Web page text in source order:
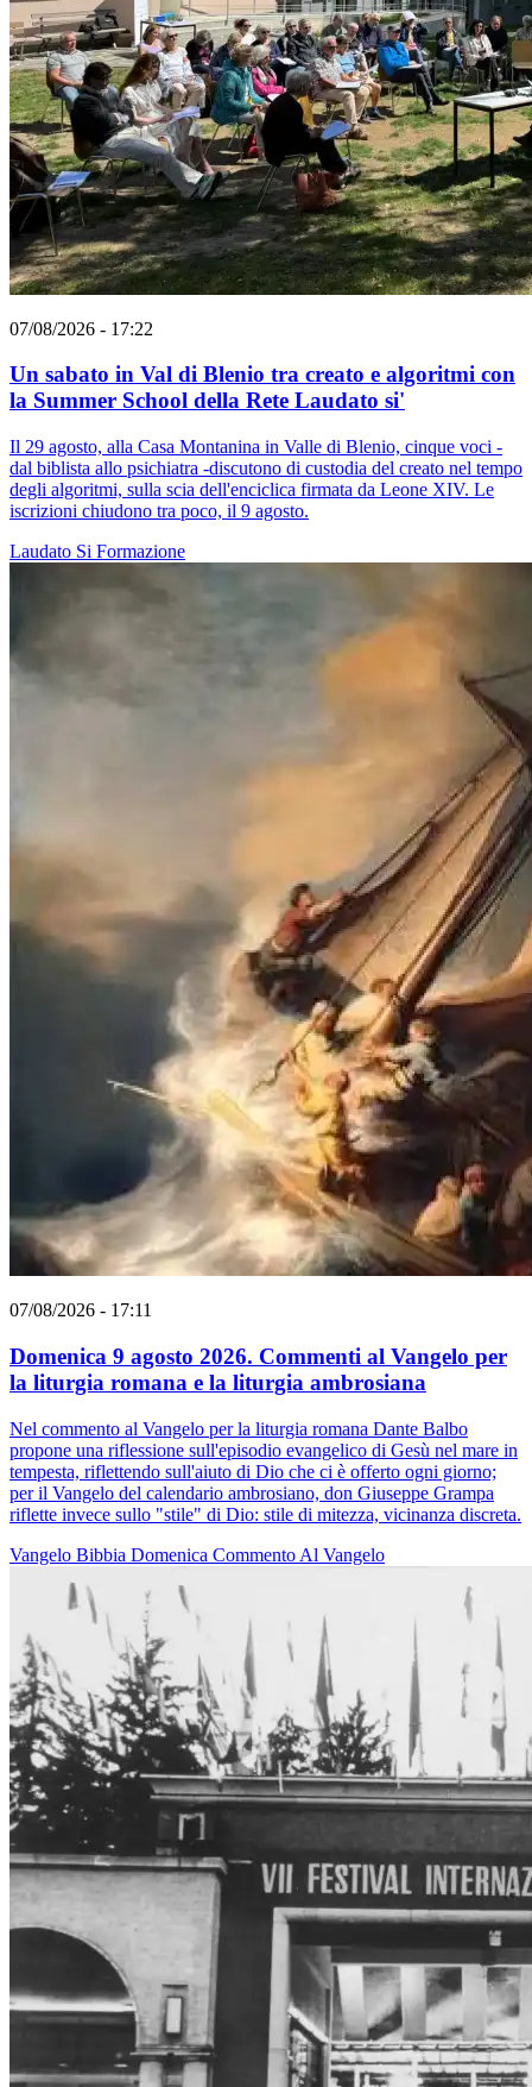
07/08/2026 - 17:22
Un sabato in Val di Blenio tra creato e algoritmi con
la Summer School della Rete Laudato si'
Il 29 agosto, alla Casa Montanina in Valle di Blenio, cinque voci -
dal biblista allo psichiatra -discutono di custodia del creato nel tempo
degli algoritmi, sulla scia dell'enciclica firmata da Leone XIV. Le
iscrizioni chiudono tra poco, il 9 agosto.
Laudato Si Formazione
07/08/2026 - 17:11
Domenica 9 agosto 2026. Commenti al Vangelo per
la liturgia romana e la liturgia ambrosiana
Nel commento al Vangelo per la liturgia romana Dante Balbo
propone una riflessione sull'episodio evangelico di Gesù nel mare in
tempesta, riflettendo sull'aiuto di Dio che ci è offerto ogni giorno;
per il Vangelo del calendario ambrosiano, don Giuseppe Grampa
riflette invece sullo "stile" di Dio: stile di mitezza, vicinanza discreta.
Vangelo Bibbia Domenica Commento Al Vangelo